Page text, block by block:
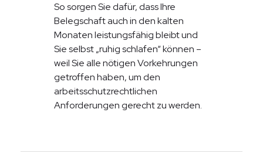
So sorgen Sie dafür, dass Ihre
Belegschaft auch in den kalten
Monaten leistungsfähig bleibt und
Sie selbst „ruhig schlafen“ können –
weil Sie alle nötigen Vorkehrungen
getroffen haben, um den
arbeitsschutzrechtlichen
Anforderungen gerecht zu werden.